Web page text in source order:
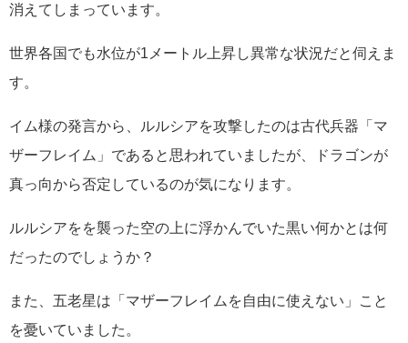
消えてしまっています。
世界各国でも水位が1メートル上昇し異常な状況だと伺えま
す。
イム様の発言から、ルルシアを攻撃したのは古代兵器「マ
ザーフレイム」であると思われていましたが、ドラゴンが
真っ向から否定しているのが気になります。
ルルシアをを襲った空の上に浮かんでいた黒い何かとは何
だったのでしょうか？
また、五老星は「マザーフレイムを自由に使えない」こと
を憂いていました。